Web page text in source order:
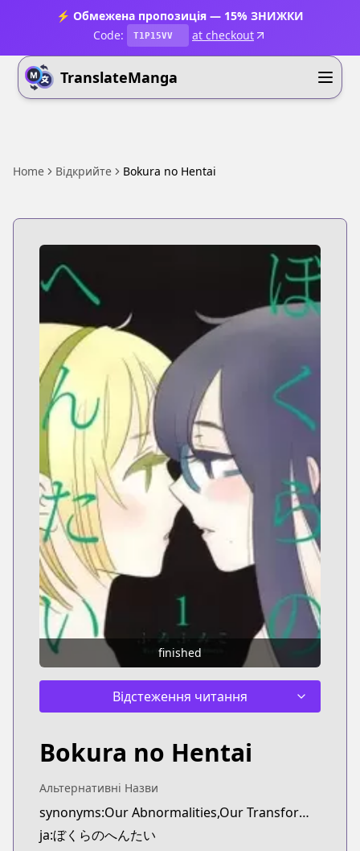
⚡ Обмежена пропозиція — 15% ЗНИЖКИ
Code:
T1P15VV at checkout
TranslateManga
Home Відкрийте Bokura no Hentai
finished
Відстеження читання
Bokura no Hentai
Альтернативні Назви
synonyms:Our Abnormalities,Our Transformations
ja:ぼくらのへんたい